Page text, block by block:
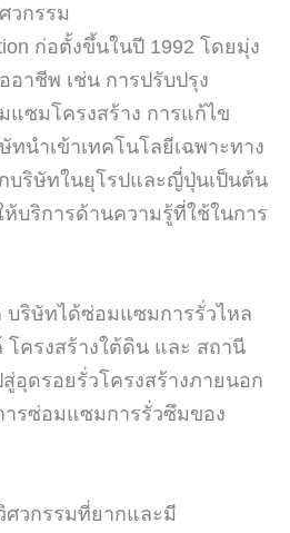
วกรรม
ก่อตั้งขึ้นในปี 1992 โดยมุ่ง
อาชีพ เช่น การปรับปรุง
ซมโครงสร้าง การแก้ไข
นำเข้าเทคโนโลยีเฉพาะทาง
ริษัทในยุโรปและญี่ปุ่นเป็นต้น
ห้บริการด้านความรู้ที่ใช้ในการ
บริษัทได้ซ่อมแซมการรั่วไหล
โครงสร้างใต้ดิน และ สถานี
อุดรอยรั่วโครงสร้างภายนอก
รซ่อมแซมการรั่วซึมของ
วกรรมที่ยากและมี